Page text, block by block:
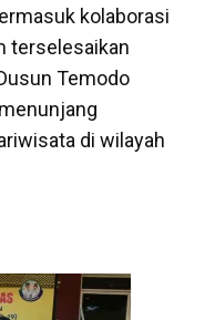
kolaborasi
terselesaikan
Temodo
di wilayah